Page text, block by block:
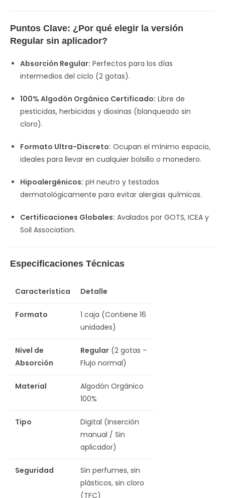
Puntos Clave: ¿Por qué elegir la versión
Regular sin aplicador?
Absorción Regular: Perfectos para los días
intermedios del ciclo (2 gotas).
100% Algodón Orgánico Certificado: Libre de
pesticidas, herbicidas y dioxinas (blanqueado sin
cloro).
Formato Ultra-Discreto: Ocupan el mínimo espacio,
ideales para llevar en cualquier bolsillo o monedero.
Hipoalergénicos: pH neutro y testados
dermatológicamente para evitar alergias químicas.
Certificaciones Globales: Avalados por GOTS, ICEA y
Soil Association.
Especificaciones Técnicas
Característica Detalle
Formato
1 caja (Contiene 16
unidades)
Nivel de
Absorción
Regular (2 gotas –
Flujo normal)
Material
Algodón Orgánico
100%
Tipo
Digital (Inserción
manual / Sin
aplicador)
Seguridad
Sin perfumes, sin
plásticos, sin cloro
(TFC)